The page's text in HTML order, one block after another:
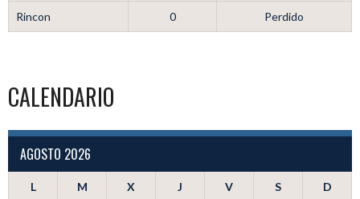
Rincon 0 Perdido
CALENDARIO
AGOSTO 2026
L M X J V S D